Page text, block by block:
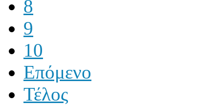
8
9
10
Επόμενο
Τέλος